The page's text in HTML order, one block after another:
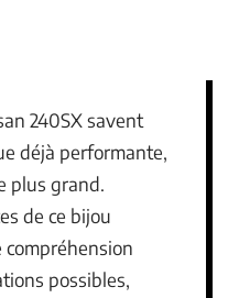
240SX savent
déjà performante,
plus grand.
de ce bijou
compréhension
possibles,